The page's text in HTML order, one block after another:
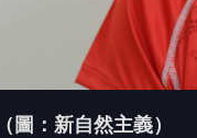
：新自然主義）